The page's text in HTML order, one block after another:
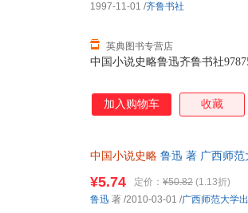
中国小说史略鲁迅齐鲁书社
英典图书专营店
1997-11-01 /齐鲁书社
加入购物车 收藏
中国小说史略 鲁迅 著 广西师
¥5.74 定价： ¥50.82 (1.13折)
鲁迅 著 /2010-03-01 /广西师范大学